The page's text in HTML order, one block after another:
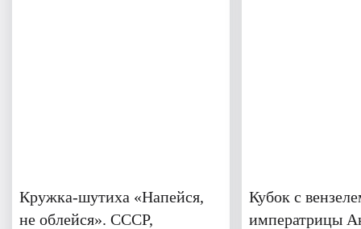
Кружка-шутиха «Напейся,
не облейся». СССР,
Кубок с
императрицы